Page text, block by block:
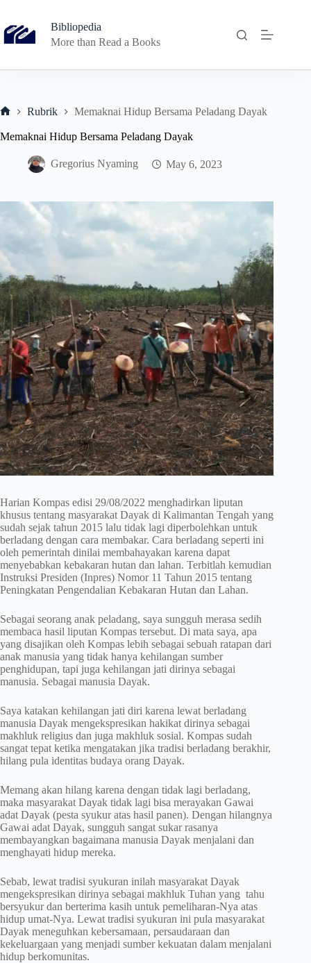
content
Bibliopedia
More than Read a Books
Rubrik Memaknai Hidup Bersama Peladang Dayak
Memaknai Hidup Bersama Peladang Dayak
Gregorius Nyaming May 6, 2023
Harian Kompas edisi 29/08/2022 menghadirkan liputan
khusus tentang masyarakat Dayak di Kalimantan Tengah yang
sudah sejak tahun 2015 lalu tidak lagi diperbolehkan untuk
berladang dengan cara membakar. Cara berladang seperti ini
oleh pemerintah dinilai membahayakan karena dapat
menyebabkan kebakaran hutan dan lahan. Terbitlah kemudian
Instruksi Presiden (Inpres) Nomor 11 Tahun 2015 tentang
Peningkatan Pengendalian Kebakaran Hutan dan Lahan.
Sebagai seorang anak peladang, saya sungguh merasa sedih
membaca hasil liputan Kompas tersebut. Di mata saya, apa
yang disajikan oleh Kompas lebih sebagai sebuah ratapan dari
anak manusia yang tidak hanya kehilangan sumber
penghidupan, tapi juga kehilangan jati dirinya sebagai
manusia. Sebagai manusia Dayak.
Saya katakan kehilangan jati diri karena lewat berladang
manusia Dayak mengekspresikan hakikat dirinya sebagai
makhluk religius dan juga makhluk sosial. Kompas sudah
sangat tepat ketika mengatakan jika tradisi berladang berakhir,
hilang pula identitas budaya orang Dayak.
Memang akan hilang karena dengan tidak lagi berladang,
maka masyarakat Dayak tidak lagi bisa merayakan Gawai
adat Dayak (pesta syukur atas hasil panen). Dengan hilangnya
Gawai adat Dayak, sungguh sangat sukar rasanya
membayangkan bagaimana manusia Dayak menjalani dan
menghayati hidup mereka.
Sebab, lewat tradisi syukuran inilah masyarakat Dayak
mengekspresikan dirinya sebagai makhluk Tuhan yang tahu
bersyukur dan berterima kasih untuk pemeliharan-Nya atas
hidup umat-Nya. Lewat tradisi syukuran ini pula masyarakat
Dayak meneguhkan kebersamaan, persaudaraan dan
kekeluargaan yang menjadi sumber kekuatan dalam menjalani
hidup berkomunitas.